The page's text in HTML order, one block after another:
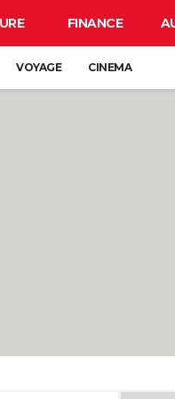
FINANCE
VOYAGE CINEMA